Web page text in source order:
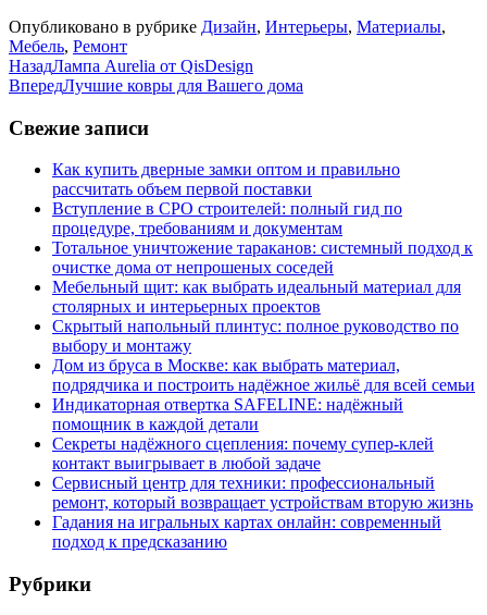
Опубликовано в рубрике Дизайн, Интерьеры, Материалы,
Мебель, Ремонт
НазадЛампа Aurelia от QisDesign
ВпередЛучшие ковры для Вашего дома
Свежие записи
Как купить дверные замки оптом и правильно
рассчитать объем первой поставки
Вступление в СРО строителей: полный гид по
процедуре, требованиям и документам
Тотальное уничтожение тараканов: системный подход к
очистке дома от непрошеных соседей
Мебельный щит: как выбрать идеальный материал для
столярных и интерьерных проектов
Скрытый напольный плинтус: полное руководство по
выбору и монтажу
Дом из бруса в Москве: как выбрать материал,
подрядчика и построить надёжное жильё для всей семьи
Индикаторная отвертка SAFELINE: надёжный
помощник в каждой детали
Секреты надёжного сцепления: почему супер‑клей
контакт выигрывает в любой задаче
Сервисный центр для техники: профессиональный
ремонт, который возвращает устройствам вторую жизнь
Гадания на игральных картах онлайн: современный
подход к предсказанию
Рубрики